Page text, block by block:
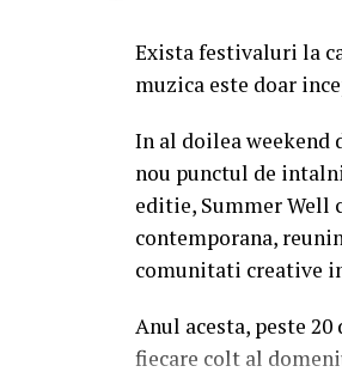
Exista festivaluri la
muzica este doar
In al doilea weekend
nou punctul de
editie, Summer Well
contemporana,
comunitati creative
Anul acesta, peste
fiecare colt al